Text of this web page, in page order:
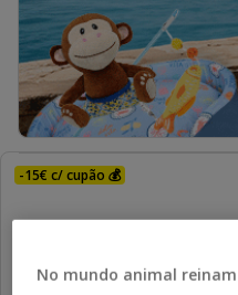
-15€ c/ cupão 💰
No mundo animal reinam